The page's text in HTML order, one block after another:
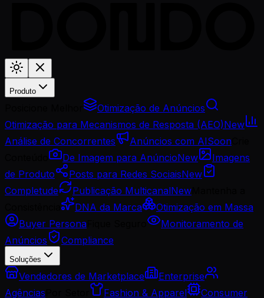
Produto
Otimização de Anúncios
Otimização para Mecanismos de Resposta (AEO)New
Análise de Concorrentes
Anúncios com AISoon
De Imagem para AnúncioNew
Imagens
de Produto
Posts para Redes SociaisNew
Completude
Publicação MulticanalNew
DNA da Marca
Otimização em Massa
Buyer Persona
Monitoramento de
Anúncios
Compliance
Soluções
Vendedores de Marketplace
Enterprise
Agências
Fashion & Apparel
Consumer